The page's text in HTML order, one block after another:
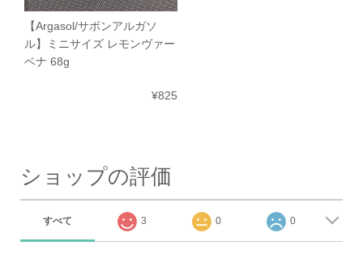
【Argasol/サボンアルガソ
ル】ミニサイズ レモンヴァー
ベナ 68g
¥825
ショップの評価
すべて 3 0 0